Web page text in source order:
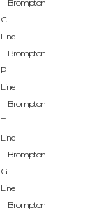
Brompton
C
Line
Brompton
P
Line
Brompton
T
Line
Brompton
G
Line
Brompton